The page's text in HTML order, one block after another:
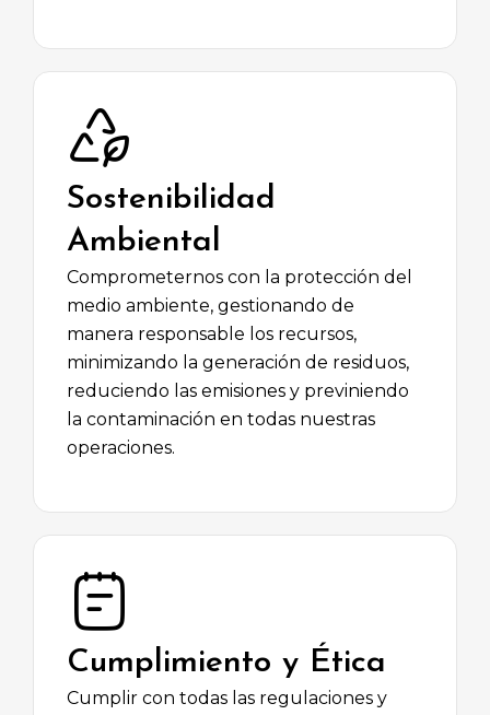
Sostenibilidad
Ambiental
Comprometernos con la protección del
medio ambiente, gestionando de
manera responsable los recursos,
minimizando la generación de residuos,
reduciendo las emisiones y previniendo
la contaminación en todas nuestras
operaciones.
Cumplimiento y Ética
Cumplir con todas las regulaciones y